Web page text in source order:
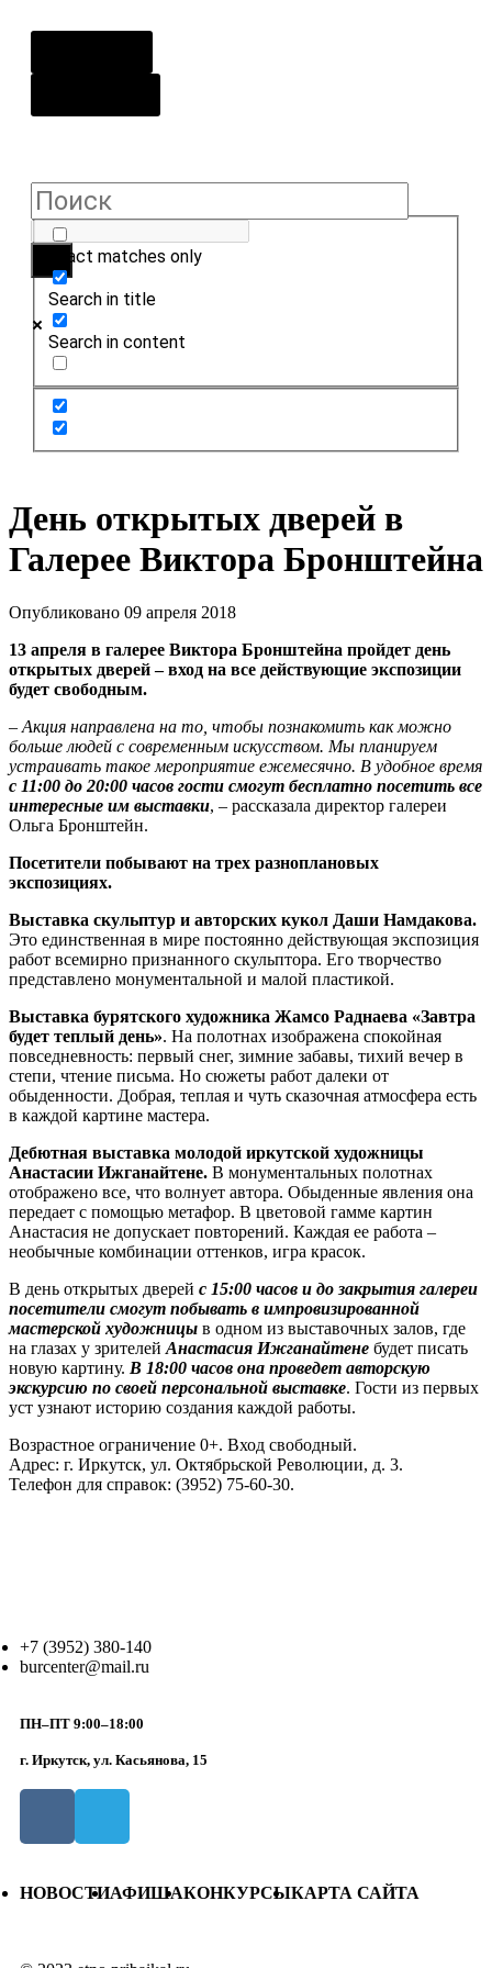
Exact matches only
Search in title
Search in content
День открытых дверей в
Галерее Виктора Бронштейна
Опубликовано 09 апреля 2018
13 апреля в галерее Виктора Бронштейна пройдет день
открытых дверей – вход на все действующие экспозиции
будет свободным.
– Акция направлена на то, чтобы познакомить как можно
больше людей с современным искусством. Мы планируем
устраивать такое мероприятие ежемесячно. В удобное время
с 11:00 до 20:00 часов гости смогут бесплатно посетить все
интересные им выставки, – рассказала директор галереи
Ольга Бронштейн.
Посетители побывают на трех разноплановых
экспозициях.
Выставка скульптур и авторских кукол Даши Намдакова.
Это единственная в мире постоянно действующая экспозиция
работ всемирно признанного скульптора. Его творчество
представлено монументальной и малой пластикой.
Выставка бурятского художника Жамсо Раднаева «Завтра
будет теплый день». На полотнах изображена спокойная
повседневность: первый снег, зимние забавы, тихий вечер в
степи, чтение письма. Но сюжеты работ далеки от
обыденности. Добрая, теплая и чуть сказочная атмосфера есть
в каждой картине мастера.
Дебютная выставка молодой иркутской художницы
Анастасии Ижганайтене. В монументальных полотнах
отображено все, что волнует автора. Обыденные явления она
передает с помощью метафор. В цветовой гамме картин
Анастасия не допускает повторений. Каждая ее работа –
необычные комбинации оттенков, игра красок.
В день открытых дверей с 15:00 часов и до закрытия галереи
посетители смогут побывать в импровизированной
мастерской художницы в одном из выставочных залов, где
на глазах у зрителей Анастасия Ижганайтене будет писать
новую картину. В 18:00 часов она проведет авторскую
экскурсию по своей персональной выставке. Гости из первых
уст узнают историю создания каждой работы.
Возрастное ограничение 0+. Вход свободный.
Адрес: г. Иркутск, ул. Октябрьской Революции, д. 3.
Телефон для справок: (3952) 75-60-30.
+7 (3952) 380-140
burcenter@mail.ru
ПН–ПТ 9:00–18:00
г. Иркутск, ул. Касьянова, 15
НОВОСТИАФИШАКОНКУРСЫКАРТА САЙТА